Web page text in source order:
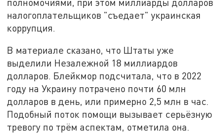
налогоплательщиков "съедает" украинская
коррупция.
В материале сказано, что Штаты уже
выделили Незалежной 18 миллиардов
долларов. Блейкмор подсчитала, что в 2022
году на Украину потрачено почти 60 млн
долларов в день, или примерно 2,5 млн в час.
Подобный поток помощи вызывает серьёзную
тревогу по трём аспектам, отметила она.